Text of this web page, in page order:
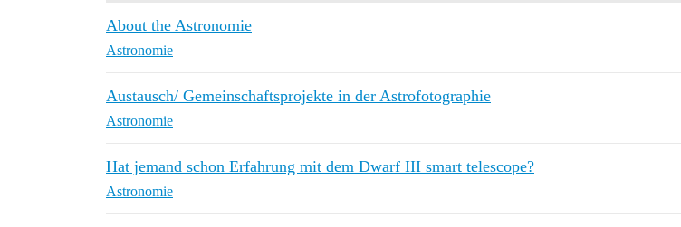
About the Astronomie
Astronomie
Austausch/ Gemeinschaftsprojekte in der Astrofotographie
Astronomie
Hat jemand schon Erfahrung mit dem Dwarf III smart telescope?
Astronomie